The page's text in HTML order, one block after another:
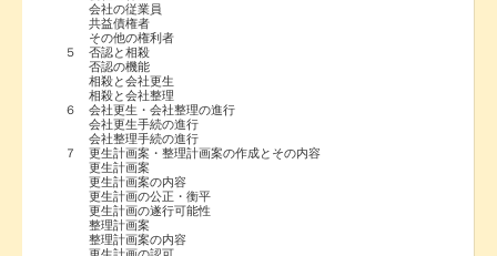
会社の従業員
共益債権者
その他の権利者
５ 否認と相殺
否認の機能
相殺と会社更生
相殺と会社整理
６ 会社更生・会社整理の進行
会社更生手続の進行
会社整理手続の進行
７ 更生計画案・整理計画案の作成とその内容
更生計画案
更生計画案の内容
更生計画の公正・衡平
更生計画の遂行可能性
整理計画案
整理計画案の内容
更生計画の認可